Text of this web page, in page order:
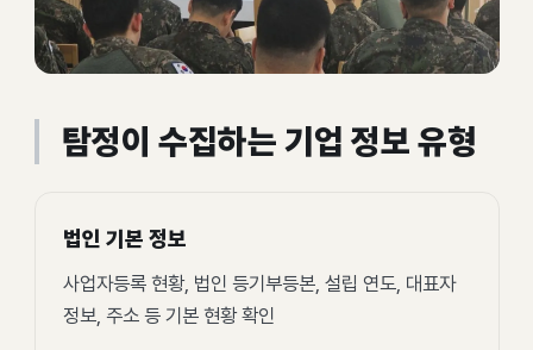
탐정이 수집하는 기업 정보 유형
법인 기본 정보
사업자등록 현황, 법인 등기부등본, 설립 연도, 대표자
정보, 주소 등 기본 현황 확인